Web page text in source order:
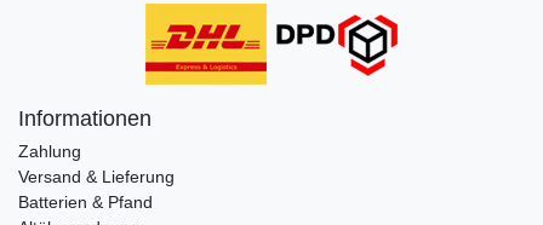
Informationen
Zahlung
Versand & Lieferung
Batterien & Pfand